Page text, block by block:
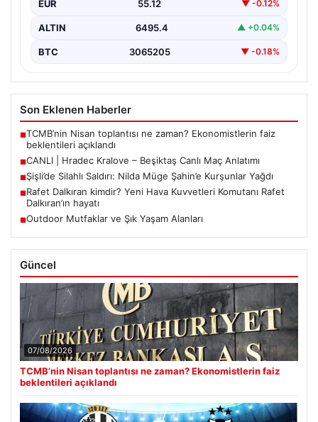
EUR 55.12 ▼ -0.12%
ALTIN 6495.4 ▲ +0.04%
BTC 3065205 ▼ -0.18%
Son Eklenen Haberler
■TCMB’nin Nisan toplantısı ne zaman? Ekonomistlerin faiz
beklentileri açıklandı
■CANLI | Hradec Kralove – Beşiktaş Canlı Maç Anlatımı
■Şişli’de Silahlı Saldırı: Nilda Müge Şahin’e Kurşunlar Yağdı
■Rafet Dalkıran kimdir? Yeni Hava Kuvvetleri Komutanı Rafet
Dalkıran’ın hayatı
■Outdoor Mutfaklar ve Şık Yaşam Alanları
Güncel
07/08/2026
TCMB’nin Nisan toplantısı ne zaman? Ekonomistlerin faiz
beklentileri açıklandı